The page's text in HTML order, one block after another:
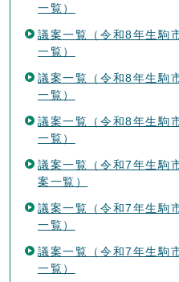
一覧）
議案一覧（令和8年生駒
一覧）
議案一覧（令和8年生駒
一覧）
議案一覧（令和8年生駒
一覧）
議案一覧（令和7年生駒
案一覧）
議案一覧（令和7年生駒
一覧）
議案一覧（令和7年生駒
一覧）